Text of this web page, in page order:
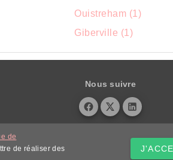
Ouistreham (1)
Giberville (1)
Nous suivre
de
de réaliser des